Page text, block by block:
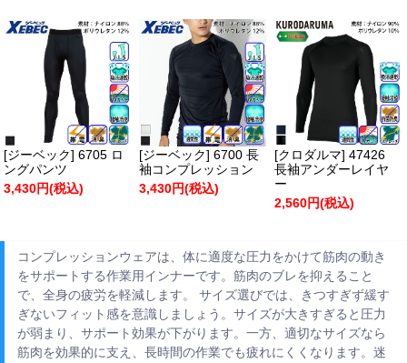
[ジーベック] 6705 ロ
ングパンツ
3,430円(税込)
[ジーベック] 6700 長
袖コンプレッション
3,430円(税込)
[クロダルマ] 47426
長袖アンダーレイヤ
ー
2,560円(税込)
コンプレッションウェアは、体に適度な圧力をかけて筋肉の動き
をサポートする作業用インナーです。筋肉のブレを抑えること
で、全身の疲労を軽減します。 サイズ選びでは、きつすぎず緩す
ぎないフィット感を意識しましょう。サイズが大きすぎると圧力
が弱まり、サポート効果が下がります。一方、適切なサイズなら
筋肉を効果的に支え、長時間の作業でも疲れにくくなります。迷